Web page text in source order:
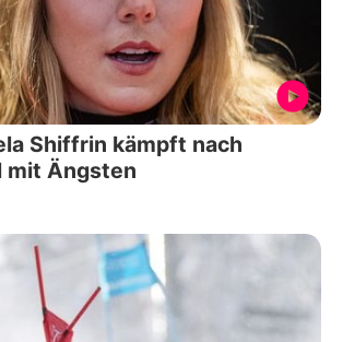
Shiffrin kämpft nach
mit Ängsten